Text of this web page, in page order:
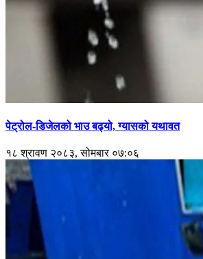
पेट्रोल-डिजेलको भाउ बढ्यो, ग्यासको यथावत
१८ श्रावण २०८३, सोमबार ०७:०६